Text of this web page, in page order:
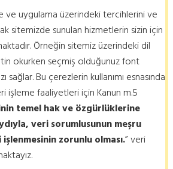
ve uygulama üzerindeki tercihlerini ve
sitemizde sunulan hizmetlerin sizin için
Örneğin sitemiz üzerindeki dil
okurken seçmiş olduğunuz font
sağlar. Bu çerezlerin kullanımı esnasında
işleme faaliyetleri için Kanun m.5
temel hak ve özgürlüklerine
veri sorumlusunun meşru
zorunlu olması.” veri